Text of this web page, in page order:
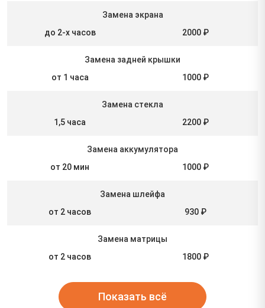
Замена экрана
до 2-х часов
2000 ₽
Замена задней крышки
от 1 часа
1000 ₽
Замена стекла
1,5 часа
2200 ₽
Замена аккумулятора
от 20 мин
1000 ₽
Замена шлейфа
от 2 часов
930 ₽
Замена матрицы
от 2 часов
1800 ₽
Показать всё